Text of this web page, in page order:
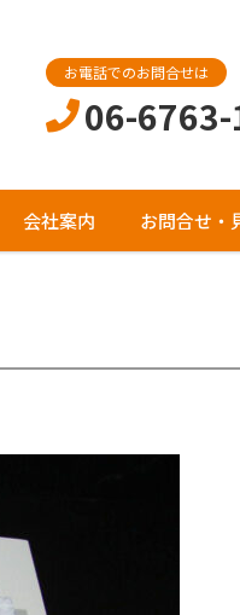
お電話でのお問合せは
06-
会社案内 お問合せ・